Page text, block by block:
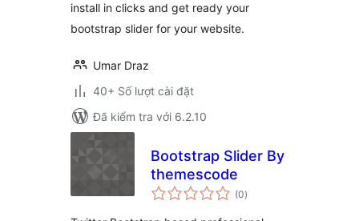
install in clicks and get ready your
bootstrap slider for your website.
Umar Draz
40+ Số lượt cài đặt
Đã kiểm tra với 6.2.10
Bootstrap Slider By
themescode
(0tổng
đánh
)